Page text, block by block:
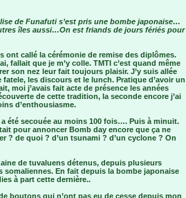
de Funafuti s’est pris une bombe japonaise…
îles aussi…On est friands de jours fériés pour
ont callé la cérémonie de remise des diplômes.
fallait que je m’y colle. TMTI c’est quand même
son nez leur fait toujours plaisir. J’y suis allée
les discours et le lunch. Pratique d’avoir un
moi j’avais fait acte de présence les années
de cette tradition, la seconde encore j’ai
d’enthousiasme.
été secouée au moins 100 fois…. Puis à minuit.
pour annoncer Bomb day encore que ça ne
? de quoi ? d’un tsunami ? d’un cyclone ? On
de tuvaluens détenus, depuis plusieurs
somaliennes. En fait depuis la bombe japonaise
à part cette dernière..
boutons qui n’ont pas eu de cesse depuis mon